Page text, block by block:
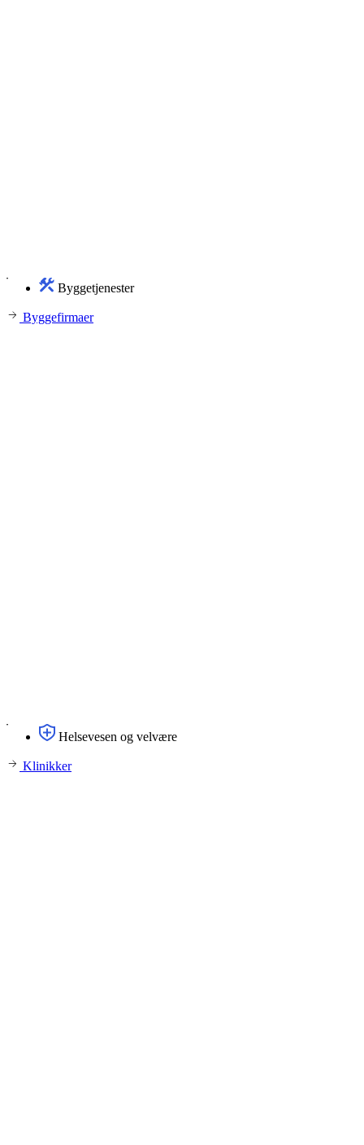
Byggetjenester
Byggefirmaer
Helsevesen og velvære
Klinikker